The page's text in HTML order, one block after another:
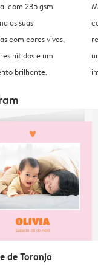
com 235 gsm
as suas
com cores vivas,
nítidos e um
brilhante.
de Toranja